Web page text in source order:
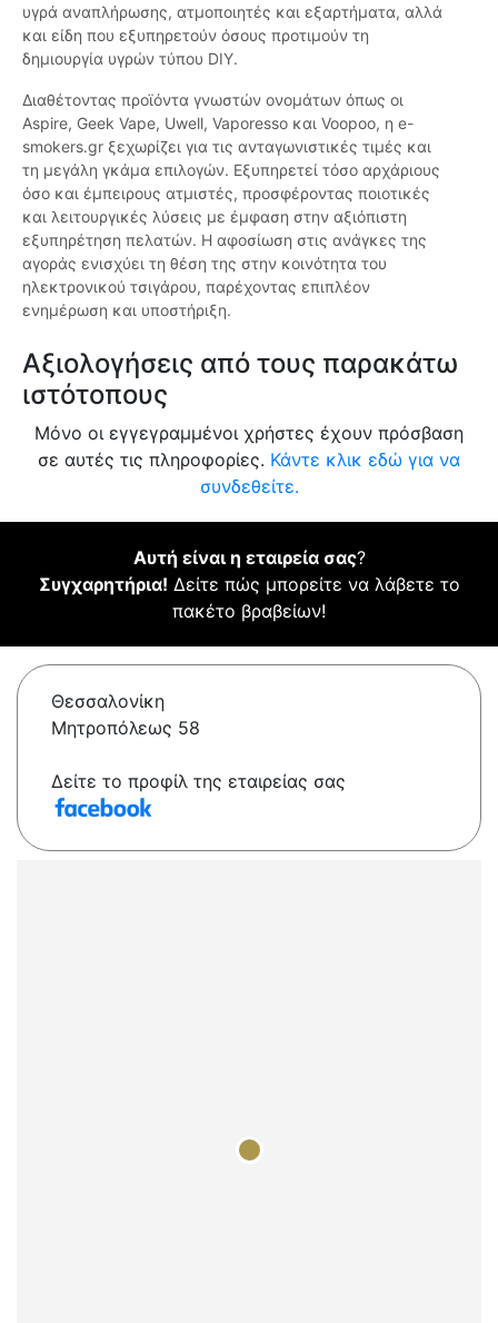
υγρά αναπλήρωσης, ατμοποιητές και εξαρτήματα, αλλά
και είδη που εξυπηρετούν όσους προτιμούν τη
δημιουργία υγρών τύπου DIY.
Διαθέτοντας προϊόντα γνωστών ονομάτων όπως οι
Aspire, Geek Vape, Uwell, Vaporesso και Voopoo, η e-
smokers.gr ξεχωρίζει για τις ανταγωνιστικές τιμές και
τη μεγάλη γκάμα επιλογών. Εξυπηρετεί τόσο αρχάριους
όσο και έμπειρους ατμιστές, προσφέροντας ποιοτικές
και λειτουργικές λύσεις με έμφαση στην αξιόπιστη
εξυπηρέτηση πελατών. Η αφοσίωση στις ανάγκες της
αγοράς ενισχύει τη θέση της στην κοινότητα του
ηλεκτρονικού τσιγάρου, παρέχοντας επιπλέον
ενημέρωση και υποστήριξη.
Αξιολογήσεις από τους παρακάτω
ιστότοπους
Μόνο οι εγγεγραμμένοι χρήστες έχουν πρόσβαση
σε αυτές τις πληροφορίες. Κάντε κλικ εδώ για να
συνδεθείτε.
Αυτή είναι η εταιρεία σας?
Συγχαρητήρια! Δείτε πώς μπορείτε να λάβετε το
πακέτο βραβείων!
Θεσσαλονίκη
Μητροπόλεως 58
Δείτε το προφίλ της εταιρείας σας